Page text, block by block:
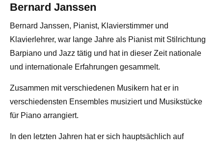
Bernard Janssen
Bernard Janssen, Pianist, Klavierstimmer und
Klavierlehrer, war lange Jahre als Pianist mit Stilrichtung
Barpiano und Jazz tätig und hat in dieser Zeit nationale
und internationale Erfahrungen gesammelt.
Zusammen mit verschiedenen Musikern hat er in
verschiedensten Ensembles musiziert und Musikstücke
für Piano arrangiert.
In den letzten Jahren hat er sich hauptsächlich auf